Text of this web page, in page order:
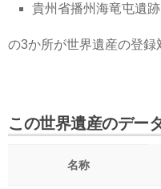
貴州省播州海竜屯遺跡
の3か所が世界遺産の登録
この世界遺産のデー
名称